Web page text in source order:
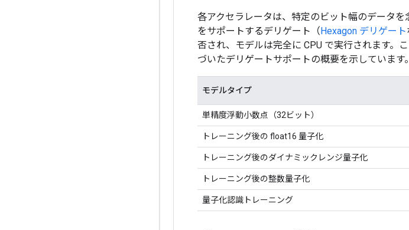
各アクセラレータは、特定のビット幅のデータ
をサポートするデリゲート（Hexagon デリゲート
否され、モデルは完全に CPU で実行されます。
づいたデリゲートサポートの概要を示しています。
モデルタイプ
単精度浮動小数点（32ビット）
トレーニング後の float16 量子化
トレーニング後のダイナミックレンジ量子化
トレーニング後の整数量子化
量子化認識トレーニング